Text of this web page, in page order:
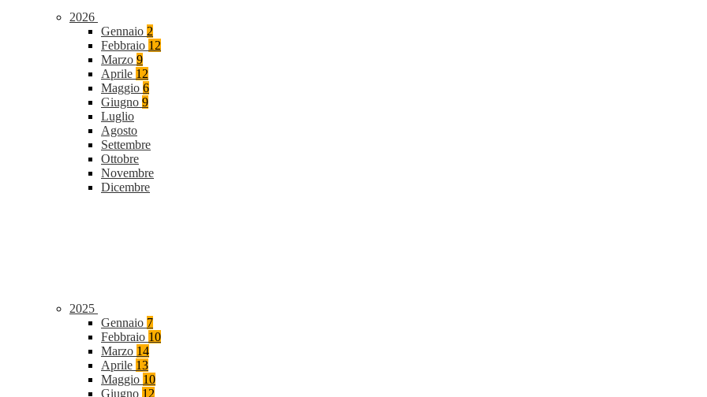
2026
Gennaio 2
Febbraio 12
Marzo 9
Aprile 12
Maggio 6
Giugno 9
Luglio
Agosto
Settembre
Ottobre
Novembre
Dicembre
2025
Gennaio 7
Febbraio 10
Marzo 14
Aprile 13
Maggio 10
Giugno 12